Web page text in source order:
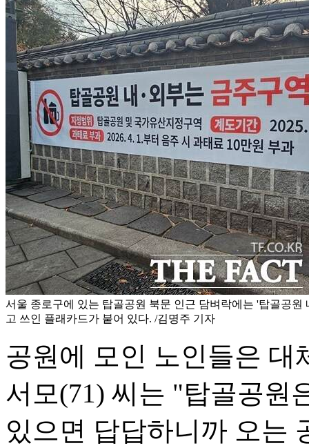
서울 종로구에 있는 탑골공원 북문 인근 담벼락에는 '탑골공원
고 쓰인 플래카드가 붙어 있다. /김명주 기자
공원에 모인 노인들은 대
서모(71) 씨는 "탑골공원
있으면 답답하니까 오는